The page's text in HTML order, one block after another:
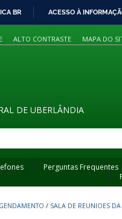
PARA
O
BR ACESSO À
ALTO CONTRASTE MAPA DO
DE UBERLÂNDIA
Perguntas Frequentes
/ SALA DE REUNIOES